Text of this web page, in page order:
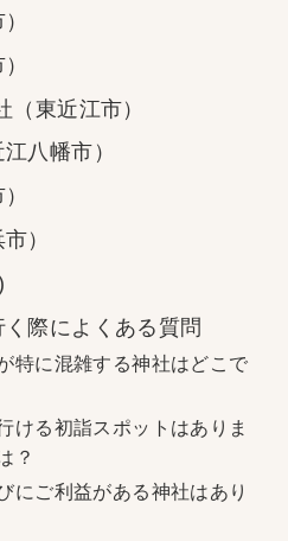
（東近江市）
八幡市）
）
際によくある質問
特に混雑する神社はどこで
ける初詣スポットはありま
？
にご利益がある神社はあり